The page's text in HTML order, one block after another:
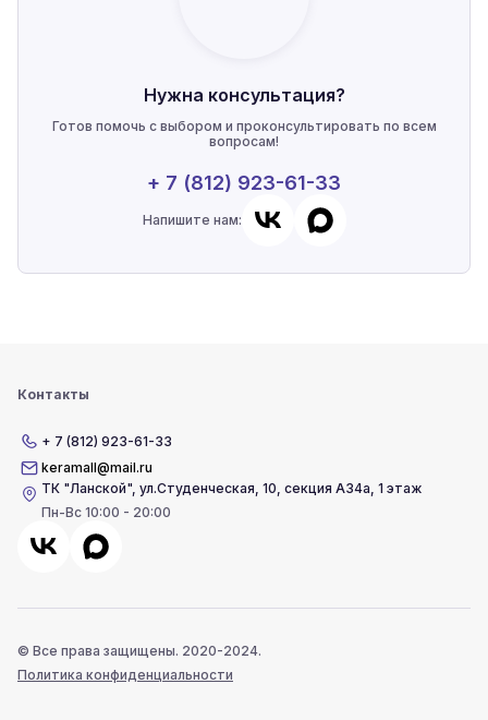
Нужна консультация?
Готов помочь с выбором и проконсультировать по всем
вопросам!
+ 7 (812) 923-61-33
Напишите нам:
Контакты
+ 7 (812) 923-61-33
keramall@mail.ru
ТК "Ланской",ул.Студенческая, 10, секция А34а, 1 этаж
Пн-Вс 10:00 - 20:00
© Все права защищены. 2020-2024.
Политика конфиденциальности